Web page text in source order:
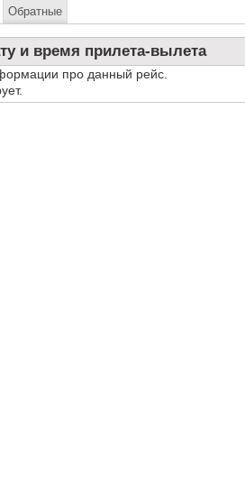
и время прилета-вылета
про данный рейс.
Обратные